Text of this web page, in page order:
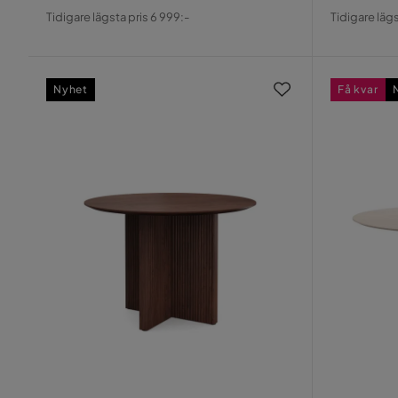
Pris
Original
Tidigare lägsta pris 6 999:-
Pris
Tidigare
Nyhet Få kvar